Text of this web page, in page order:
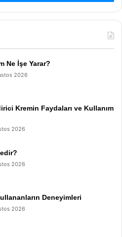
Ne İşe Yarar?
2026
Kremin Faydaları ve Kullanım
2026
2026
Deneyimleri
2026